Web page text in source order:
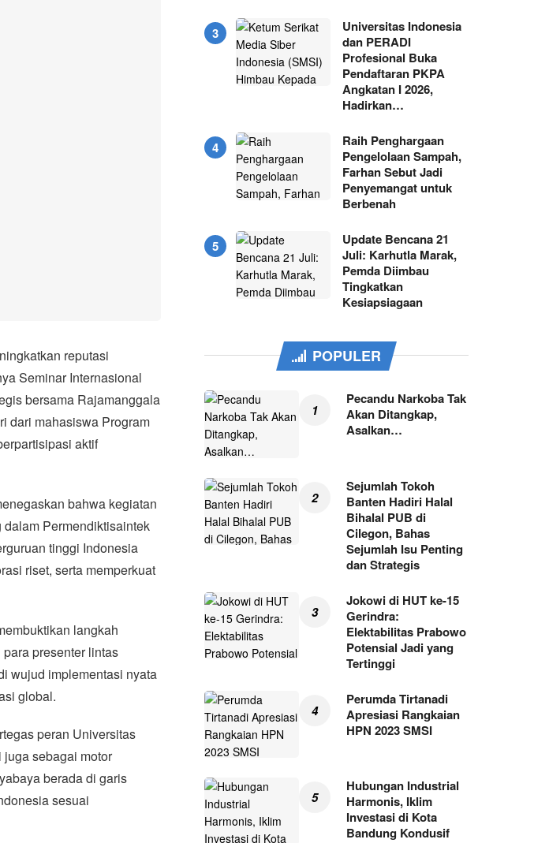
reputasi
Seminar Internasional
bersama Rajamanggala
dari mahasiswa Program
aktif
bahwa kegiatan
Permendiktisaintek
tinggi Indonesia
riset, serta memperkuat
langkah
presenter lintas
wujud implementasi nyata
global.
peran Universitas
sebagai motor
berada di garis
sesuai
Universitas Indonesia
dan PERADI
Profesional Buka
Pendaftaran PKPA
Angkatan I 2026,
Hadirkan…
Raih Penghargaan
Pengelolaan Sampah,
Farhan Sebut Jadi
Penyemangat untuk
Berbenah
Update Bencana 21
Juli: Karhutla Marak,
Pemda Diimbau
Tingkatkan
Kesiapsiagaan
POPULER
Pecandu Narkoba Tak
Akan Ditangkap,
Asalkan…
Sejumlah Tokoh
Banten Hadiri Halal
Bihalal PUB di
Cilegon, Bahas
Sejumlah Isu Penting
dan Strategis
Jokowi di HUT ke-15
Gerindra:
Elektabilitas Prabowo
Potensial Jadi yang
Tertinggi
Perumda Tirtanadi
Apresiasi Rangkaian
HPN 2023 SMSI
Hubungan Industrial
Harmonis, Iklim
Investasi di Kota
Bandung Kondusif